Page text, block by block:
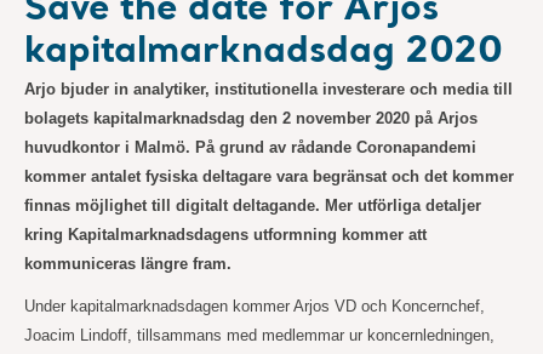
Save the date för Arjos
kapitalmarknadsdag 2020
Arjo bjuder in analytiker, institutionella investerare och media till
bolagets kapitalmarknadsdag den 2 november 2020 på Arjos
huvudkontor i Malmö. På grund av rådande Coronapandemi
kommer antalet fysiska deltagare vara begränsat och det kommer
finnas möjlighet till digitalt deltagande. Mer utförliga detaljer
kring Kapitalmarknadsdagens utformning kommer att
kommuniceras längre fram.
Under kapitalmarknadsdagen kommer Arjos VD och Koncernchef,
Joacim Lindoff, tillsammans med medlemmar ur koncernledningen,